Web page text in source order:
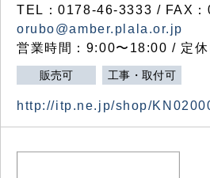
TEL：0178-46-3333 / FAX
orubo@amber.plala.or.jp
営業時間：9:00〜18:00 / 定休
販売可 工事・取付可
http://itp.ne.jp/shop/